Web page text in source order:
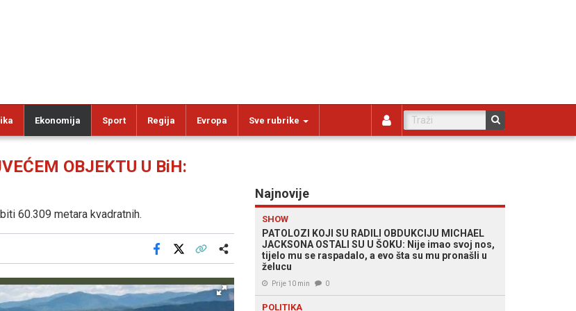
Ekonomija Sport Regija Evropa Sve rubrike
OBJEKTU U BiH:
60.309 metara kvadratnih.
Facebook
Najnovije
SHOW
PATOLOZI KOJI SU RADILI OBDUKCIJU MICHAEL
JACKSONA OSTALI SU U ŠOKU: Nije imao svoj nos,
tijelo mu se raspadalo, a evo šta su mu pronašli u
želucu
Prije 10 min 0
POLITIKA